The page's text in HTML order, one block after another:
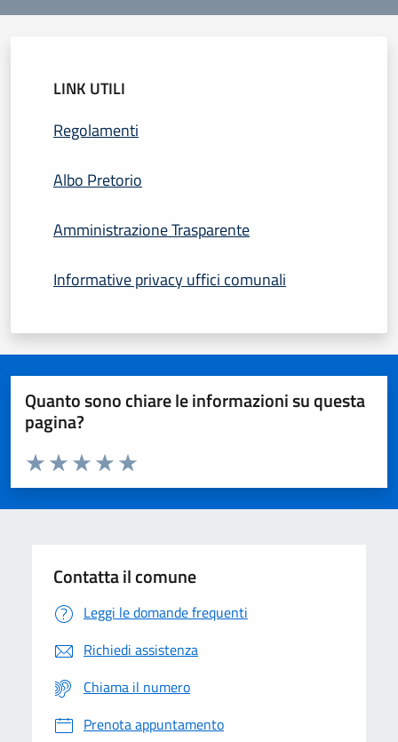
LINK UTILI
Regolamenti
Albo Pretorio
Amministrazione Trasparente
Informative privacy uffici comunali
Quanto sono chiare le informazioni su questa
pagina?
Domanda
Valuta da 1 a 5 stelle la pagina
Valuta 5 stelle su 5
Valuta 4 stelle su 5
Valuta 3 stelle su 5
Valuta 2 stelle su 5
Valuta 1 stelle su 5
Contatta il comune
Leggi le domande frequenti
Richiedi assistenza
Chiama il numero
Prenota appuntamento